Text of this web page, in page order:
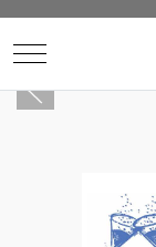
Mobile Menu Toggle